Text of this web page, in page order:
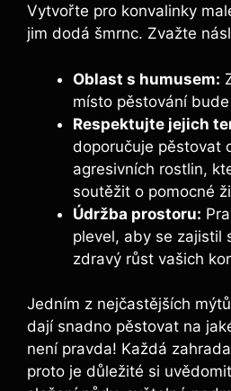
Vytvořte pro konvalinky
jim dodá šmrnc. Zvažte
Oblast s humusem:
místo pěstování
Respektujte jejich
doporučuje pěstovat
agresivních rostlin,
soutěžit o pomocné
Údržba prostoru:
plevel, aby se zajistil
zdravý růst vašich
Jedním z nejčastějších
dají snadno pěstovat na
není pravda! Každá
proto je důležité si